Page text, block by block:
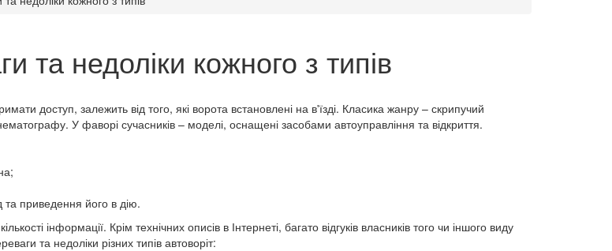
та недоліки кожного з типів
доступ, залежить від того, які ворота встановлені на в'їзді. Класика жанру – скрипучий
У фаворі сучасників – моделі, оснащені засобами автоуправління та відкриття.
та приведення його в дію.
інформації. Крім технічних описів в Інтернеті, багато відгуків власників того чи іншого виду
та недоліки різних типів автоворіт: